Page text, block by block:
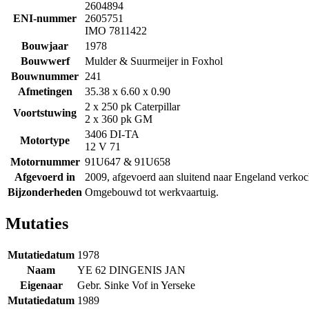
ENI-nummer
2604894
2605751
IMO 7811422
Bouwjaar
1978
Bouwwerf
Mulder & Suurmeijer in Foxhol
Bouwnummer 241
Afmetingen
35.38 x 6.60 x 0.90
Voortstuwing
2 x 250 pk Caterpillar
2 x 360 pk GM
Motortype
3406 DI-TA
12 V 71
Motornummer 91U647 & 91U658
Afgevoerd in
2009, afgevoerd aan sluitend naar Engeland
Bijzonderheden Omgebouwd tot werkvaartuig.
Mutaties
Mutatiedatum 1978
Naam
YE 62 DINGENIS JAN
Eigenaar
Gebr. Sinke Vof in Yerseke
Mutatiedatum 1989